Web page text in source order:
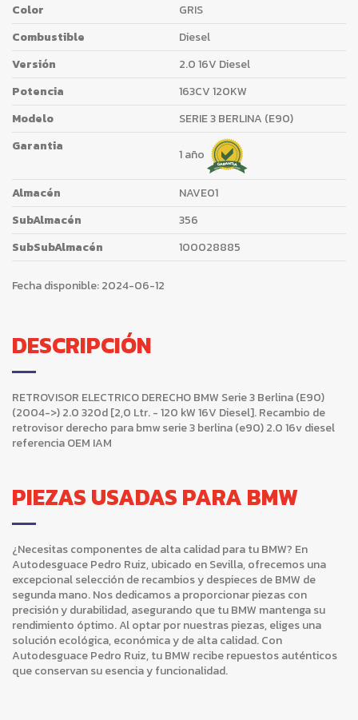
Color
GRIS
Combustible
Diesel
Versión
2.0 16V Diesel
Potencia
163CV 120KW
Modelo
SERIE 3 BERLINA (E90)
Garantia
1 año
Almacén
NAVE01
SubAlmacén
356
SubSubAlmacén
100028885
Fecha disponible:2024-06-12
DESCRIPCIÓN
RETROVISOR ELECTRICO DERECHO BMW Serie 3 Berlina (E90)
(2004->) 2.0 320d [2,0 Ltr. - 120 kW 16V Diesel]. Recambio de
retrovisor derecho para bmw serie 3 berlina (e90) 2.0 16v diesel
referencia OEM IAM
PIEZAS USADAS PARA BMW
¿Necesitas componentes de alta calidad para tu BMW? En
Autodesguace Pedro Ruiz, ubicado en Sevilla, ofrecemos una
excepcional selección de recambios y despieces de BMW de
segunda mano. Nos dedicamos a proporcionar piezas con
precisión y durabilidad, asegurando que tu BMW mantenga su
rendimiento óptimo. Al optar por nuestras piezas, eliges una
solución ecológica, económica y de alta calidad. Con
Autodesguace Pedro Ruiz, tu BMW recibe repuestos auténticos
que conservan su esencia y funcionalidad.